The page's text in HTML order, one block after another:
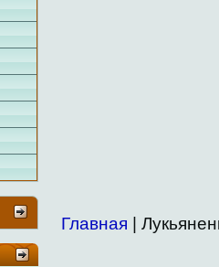
Главная |